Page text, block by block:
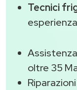
Tecnici
oltre 35